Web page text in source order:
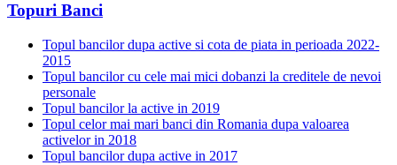
Topuri Banci
Topul bancilor dupa active si cota de piata in perioada 2022-
2015
Topul bancilor cu cele mai mici dobanzi la creditele de nevoi
personale
Topul bancilor la active in 2019
Topul celor mai mari banci din Romania dupa valoarea
activelor in 2018
Topul bancilor dupa active in 2017